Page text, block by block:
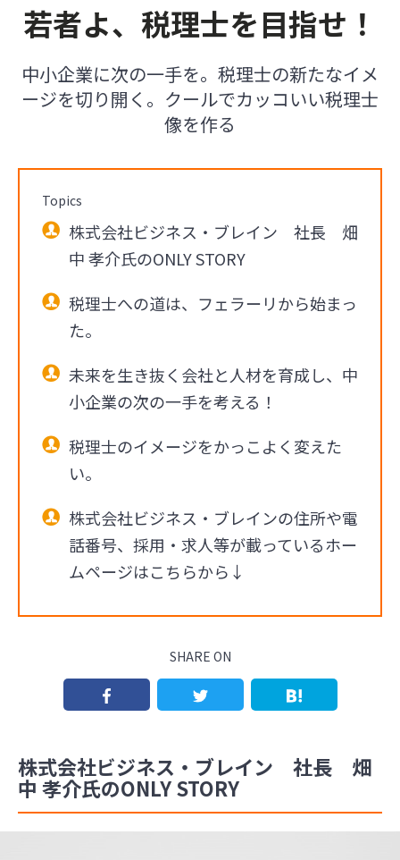
若者よ、税理士を目指せ！
中小企業に次の一手を。税理士の新たなイメ
ージを切り開く。クールでカッコいい税理士
像を作る
Topics
株式会社ビジネス・ブレイン 社長 畑
中 孝介氏のONLY STORY
税理士への道は、フェラーリから始まっ
た。
未来を生き抜く会社と人材を育成し、中
小企業の次の一手を考える！
税理士のイメージをかっこよく変えた
い。
株式会社ビジネス・ブレインの住所や電
話番号、採用・求人等が載っているホー
ムページはこちらから↓
SHARE ON
株式会社ビジネス・ブレイン 社長 畑
中 孝介氏のONLY STORY